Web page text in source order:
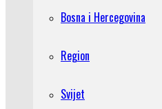
Bosna i Hercegovina
Region
Svijet